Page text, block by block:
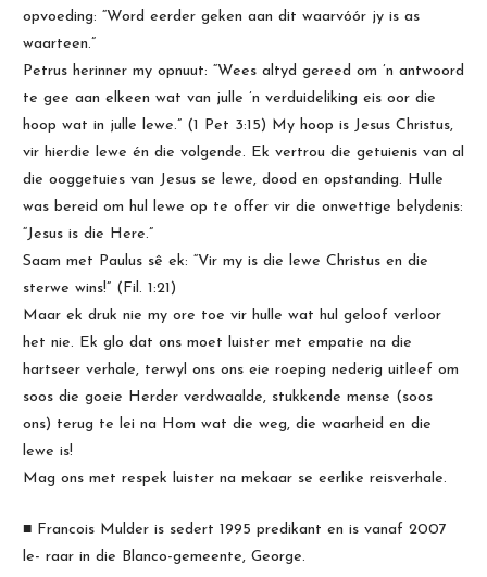
opvoeding: “Word eerder geken aan dit waarvóór jy is as
waarteen.”
Petrus herinner my opnuut: “Wees altyd gereed om ’n antwoord
te gee aan elkeen wat van julle ’n verduideliking eis oor die
hoop wat in julle lewe.” (1 Pet 3:15) My hoop is Jesus Christus,
vir hierdie lewe én die volgende. Ek vertrou die getuienis van al
die ooggetuies van Jesus se lewe, dood en opstanding. Hulle
was bereid om hul lewe op te offer vir die onwettige belydenis:
“Jesus is die Here.”
Saam met Paulus sê ek: “Vir my is die lewe Christus en die
sterwe wins!” (Fil. 1:21)
Maar ek druk nie my ore toe vir hulle wat hul geloof verloor
het nie. Ek glo dat ons moet luister met empatie na die
hartseer verhale, terwyl ons ons eie roeping nederig uitleef om
soos die goeie Herder verdwaalde, stukkende mense (soos
ons) terug te lei na Hom wat die weg, die waarheid en die
lewe is!
Mag ons met respek luister na mekaar se eerlike reisverhale.
■ Francois Mulder is sedert 1995 predikant en is vanaf 2007
le- raar in die Blanco-gemeente, George.